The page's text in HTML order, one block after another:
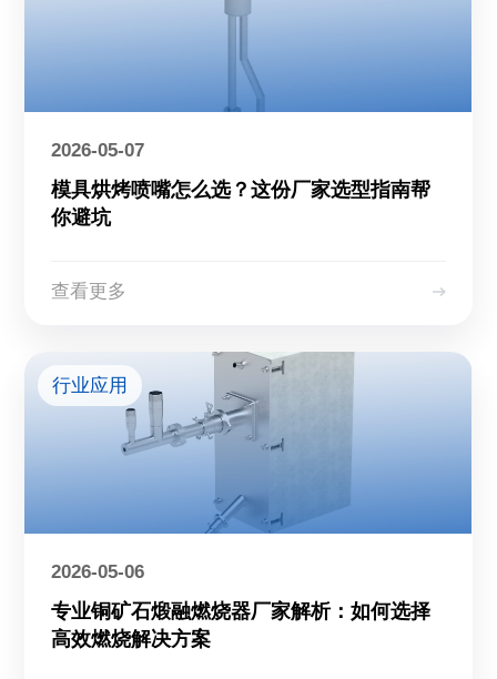
2026-05-07
模具烘烤喷嘴怎么选？这份厂家选型指南帮
你避坑
查看更多
行业应用
2026-05-06
专业铜矿石煅融燃烧器厂家解析：如何选择
高效燃烧解决方案